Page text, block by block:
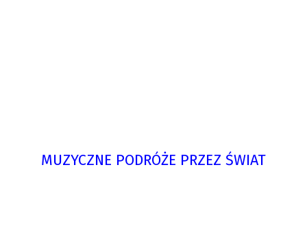
MUZYCZNE PODRÓŻE PRZEZ ŚWIAT